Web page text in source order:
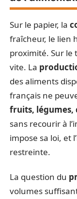
Sur le papier, la
fraîcheur, le lien
proximité. Sur le
vite. La
des aliments
français ne
fruits, légumes,
sans recourir à
impose sa loi, et
restreinte.
La question du
volumes